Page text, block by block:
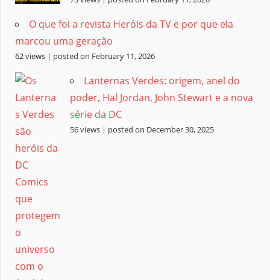
O que foi a revista Heróis da TV e por que ela
marcou uma geração
62 views | posted on February 11, 2026
Lanternas Verdes: origem, anel do
poder, Hal Jordan, John Stewart e a nova
série da DC
56 views | posted on December 30, 2025